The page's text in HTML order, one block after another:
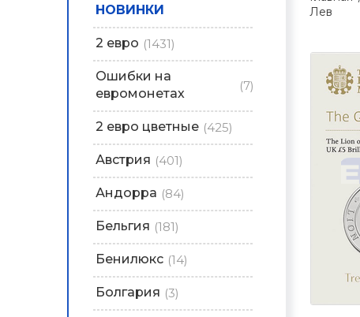
НОВИНКИ
2 евро (1431)
Ошибки на
евромонетах
(7)
2 евро цветные (425)
Австрия (401)
Андорра (84)
Бельгия (181)
Бенилюкс (14)
Болгария (3)
Лев